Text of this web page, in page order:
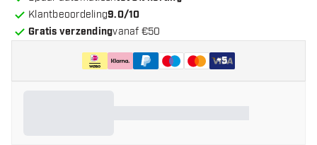
Klantbeoordeling9.0/10
Gratis verzendingvanaf €50
+5